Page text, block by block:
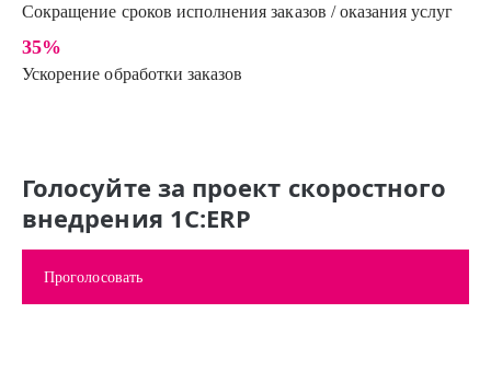
Сокращение сроков испол­нения заказов / оказания услуг
35%
Ускорение обработки заказов
Голосуйте за проект скоростного
внедрения 1С:ERP
Проголосовать